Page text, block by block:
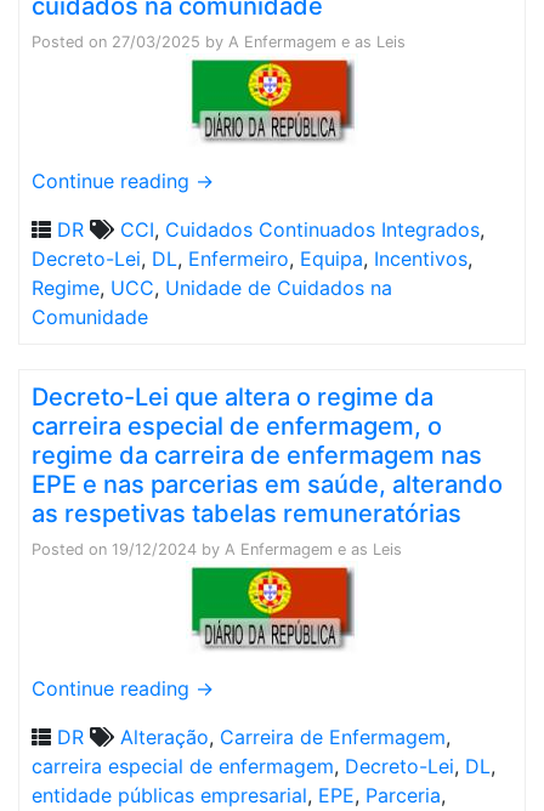
cuidados na comunidade
Posted on 27/03/2025 by A Enfermagem e as Leis
Continue reading →
DR
CCI, Cuidados Continuados Integrados,
Decreto-Lei, DL, Enfermeiro, Equipa, Incentivos,
Regime, UCC, Unidade de Cuidados na
Comunidade
Decreto-Lei que altera o regime da
carreira especial de enfermagem, o
regime da carreira de enfermagem nas
EPE e nas parcerias em saúde, alterando
as respetivas tabelas remuneratórias
Posted on 19/12/2024 by A Enfermagem e as Leis
Continue reading →
DR
Alteração, Carreira de Enfermagem,
carreira especial de enfermagem, Decreto-Lei, DL,
entidade públicas empresarial, EPE, Parceria,